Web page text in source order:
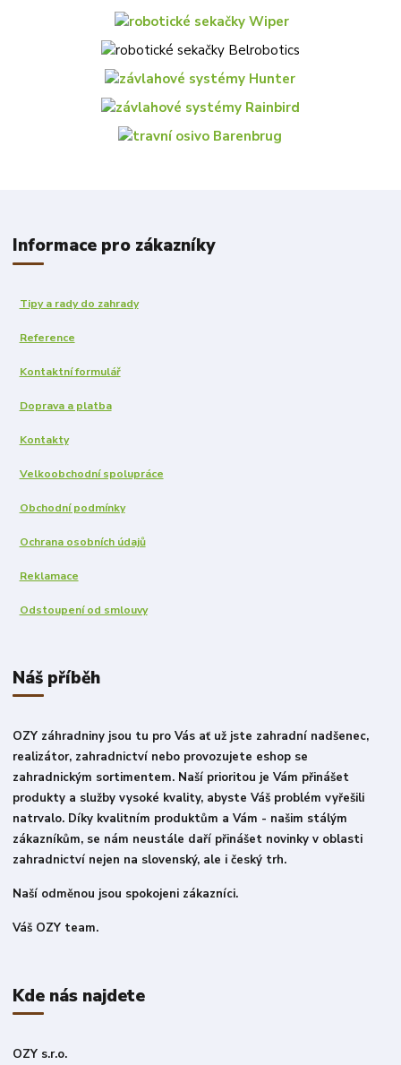
Informace pro zákazníky
Tipy a rady do zahrady
Reference
Kontaktní formulář
Doprava a platba
Kontakty
Velkoobchodní spolupráce
Obchodní podmínky
Ochrana osobních údajů
Reklamace
Odstoupení od smlouvy
Náš příběh
OZY záhradniny jsou tu pro Vás ať už jste zahradní nadšenec,
realizátor, zahradnictví nebo provozujete eshop se
zahradnickým sortimentem. Naší prioritou je Vám přinášet
produkty a služby vysoké kvality, abyste Váš problém vyřešili
natrvalo. Díky kvalitním produktům a Vám - našim stálým
zákazníkům, se nám neustále daří přinášet novinky v oblasti
zahradnictví nejen na slovenský, ale i český trh.
Naší odměnou jsou spokojeni zákazníci.
Váš OZY team.
Kde nás najdete
OZY s.r.o.